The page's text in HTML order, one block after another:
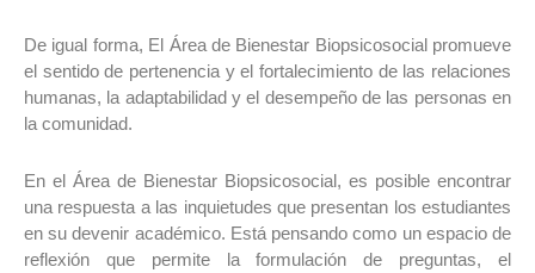
De igual forma, El Área de Bienestar Biopsicosocial promueve
el sentido de pertenencia y el fortalecimiento de las relaciones
humanas, la adaptabilidad y el desempeño de las personas en
la comunidad.
En el Área de Bienestar Biopsicosocial, es posible encontrar
una respuesta a las inquietudes que presentan los estudiantes
en su devenir académico. Está pensando como un espacio de
reflexión que permite la formulación de preguntas, el